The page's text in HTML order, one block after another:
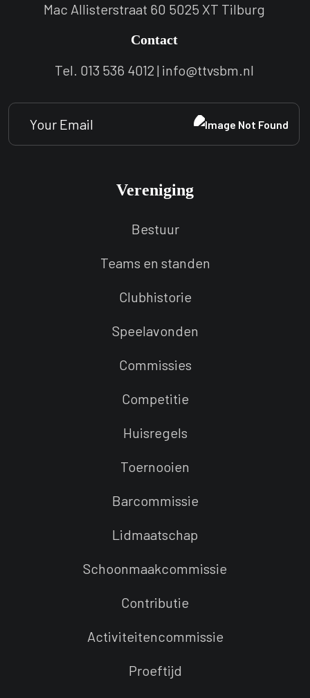
Mac Allisterstraat 60 5025 XT Tilburg
Contact
Tel. 013 536 4012 | info@ttvsbm.nl
Vereniging
Bestuur
Teams en standen
Clubhistorie
Speelavonden
Commissies
Competitie
Huisregels
Toernooien
Barcommissie
Lidmaatschap
Schoonmaakcommissie
Contributie
Activiteitencommissie
Proeftijd